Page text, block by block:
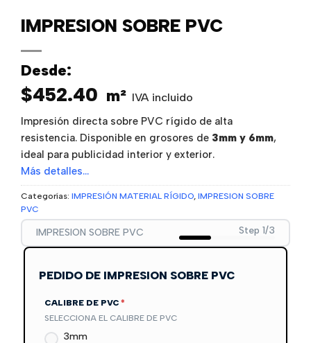
IMPRESION SOBRE PVC
Desde:
$452.40 m² IVA incluido
Impresión directa sobre PVC rígido de alta
resistencia. Disponible en grosores de 3mm y 6mm,
ideal para publicidad interior y exterior.
Más detalles…
Categorías: IMPRESIÓN MATERIAL RÍGIDO IMPRESION SOBRE
PVC
IMPRESION SOBRE PVC Step 1/3
PEDIDO DE IMPRESION SOBRE PVC
CALIBRE DE PVC *
SELECCIONA EL CALIBRE DE PVC
3mm